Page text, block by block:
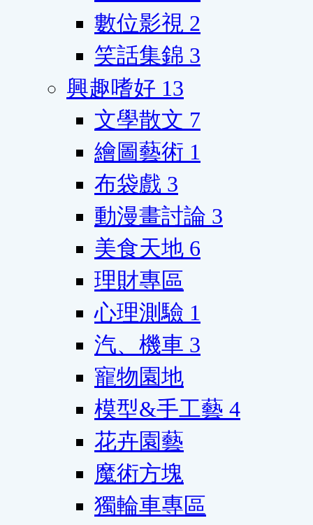
數位影視 2
笑話集錦 3
興趣嗜好 13
文學散文 7
繪圖藝術 1
布袋戲 3
動漫畫討論 3
美食天地 6
理財專區
心理測驗 1
汽、機車 3
寵物園地
模型&手工藝 4
花卉園藝
魔術方塊
獨輪車專區